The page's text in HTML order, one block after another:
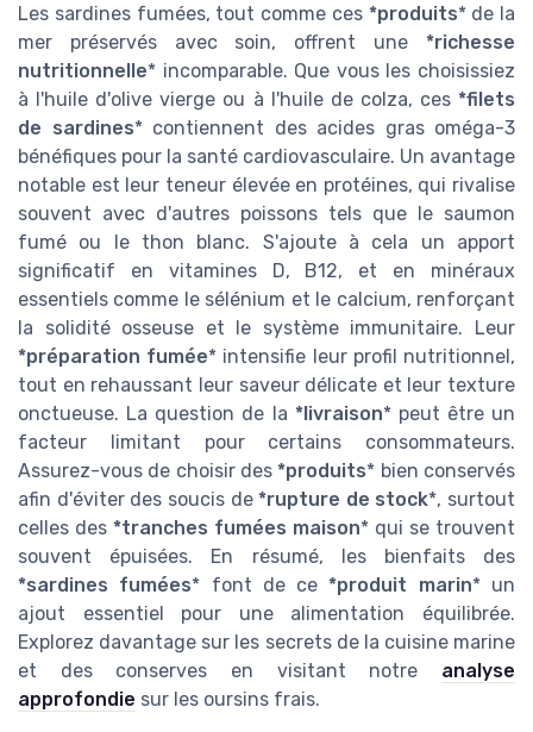
Les sardines fumées, tout comme ces *produits* de la
mer préservés avec soin, offrent une *richesse
nutritionnelle* incomparable. Que vous les choisissiez
à l'huile d'olive vierge ou à l'huile de colza, ces *filets
de sardines* contiennent des acides gras oméga-3
bénéfiques pour la santé cardiovasculaire. Un avantage
notable est leur teneur élevée en protéines, qui rivalise
souvent avec d'autres poissons tels que le saumon
fumé ou le thon blanc. S'ajoute à cela un apport
significatif en vitamines D, B12, et en minéraux
essentiels comme le sélénium et le calcium, renforçant
la solidité osseuse et le système immunitaire. Leur
*préparation fumée* intensifie leur profil nutritionnel,
tout en rehaussant leur saveur délicate et leur texture
onctueuse. La question de la *livraison* peut être un
facteur limitant pour certains consommateurs.
Assurez-vous de choisir des*produits* bien conservés
afin d'éviter des soucis de*rupture de stock*, surtout
celles des *tranches fumées maison* qui se trouvent
souvent épuisées. En résumé, les bienfaits des
*sardines fumées* font de ce*produit marin* un
ajout essentiel pour une alimentation équilibrée.
Explorez davantage sur les secrets de la cuisine marine
et des conserves en visitant notre analyse
approfondie sur les oursins frais.